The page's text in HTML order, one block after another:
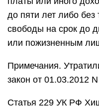
до пяти лет либо без
свободы на срок до
или пожизненным
Примечания.
закон от 01.03.2012
Статья 229 УК РФ